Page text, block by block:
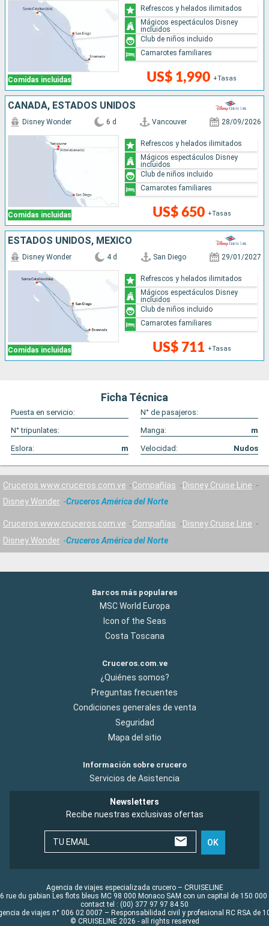
Comidas incluidas US$ 1,990 +Tasas
Refrescos y helados ilimitados
Mágicos espectáculos Disney
incluidos
Club de niños incluido
Camarotes familiares
CANADÁ, ESTADOS UNIDOS
Comidas incluidas
Disney Wonder 6 d Vancouver 28/09/2026
US$ 650 +Tasas
Refrescos y helados ilimitados
Mágicos espectáculos Disney
incluidos
Club de niños incluido
Camarotes familiares
ESTADOS UNIDOS, MÉXICO
Comidas incluidas
Disney Wonder 4 d San Diego 29/01/2027
US$ 711 +Tasas
Refrescos y helados ilimitados
Mágicos espectáculos Disney
incluidos
Club de niños incluido
Camarotes familiares
Ficha Técnica
Puesta en servicio:
N° de pasajeros:
N° tripunlates:
Manga:
m
Eslora:
m Velocidad: Nudos
Cruceros www.cruceros.com.ve Compañías
Disney Cruise Line
Disney Wonder
Cruceros América del Norte
Cruceros www.cruceros.com.ve Compañías
Disney Cruise Line
Disney Wonder
Cruceros América del Norte
Barcos más populares
MSC World Europa
Icon of the Seas
Costa Toscana
Cruceros.com.ve
¿Quiénes somos?
Preguntas frecuentes
Condiciones generales de venta
Seguridad
Mapa del sitio
Información sobre crucero
Servicios de Asistencia
Newsletters
Recibe nuestras exclusivas ofertas
TU EMAIL OK
Agencia de viajes especializada crucero – CRUISELINE
rue du gabian Les flots bleus MC 98 000 Monaco SAM con un capital de 150 000
contact tel : (00) 377 97 97 84 50
de viajes n° 006 02 0007 – Responsabilidad civil y profesional RC RSA de
© CRUISELINE 2026 - all rights reserved